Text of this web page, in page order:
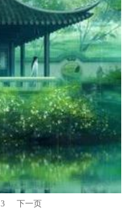
3 下一页